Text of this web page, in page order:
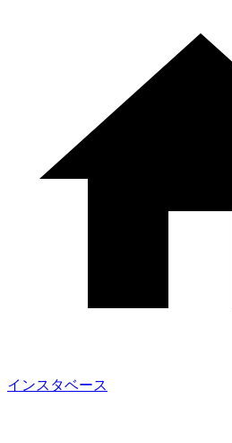
インスタベース